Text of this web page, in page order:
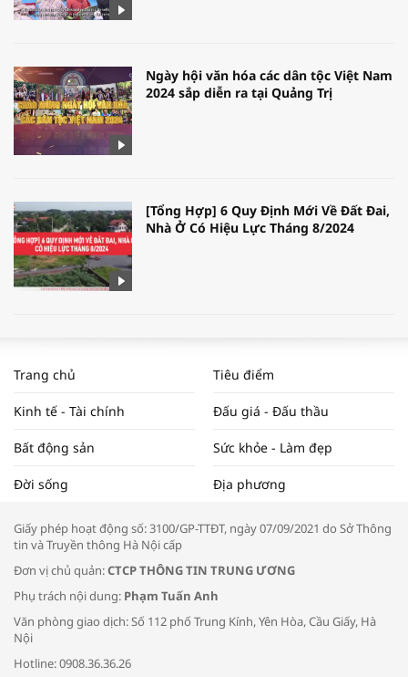
Ngày hội văn hóa các dân tộc Việt Nam
2024 sắp diễn ra tại Quảng Trị
[Tổng Hợp] 6 Quy Định Mới Về Đất Đai,
Nhà Ở Có Hiệu Lực Tháng 8/2024
NAM NĂM 2024 VÀ NĂM 2025 | NHỊP
ĐẬP THỊ TRƯỜNG #62
Tọa đàm “Xúc tiến thương mại: Khơi
Bác sĩ tư vấn cách phòng tránh bệnh
đường hô hấp trong thời tiết giao mùa
Trang chủ Tiêu điểm
Kinh tế - Tài chính Đấu giá - Đấu thầu
Bất động sản Sức khỏe - Làm đẹp
Đời sống Địa phương
Giấy phép hoạt động số: 3100/GP-TTĐT, ngày 07/09/2021 do Sở Thông
tin và Truyền thông Hà Nội cấp
Đơn vị chủ quản:CTCP THÔNG TIN TRUNG ƯƠNG
Phụ trách nội dung: Phạm Tuấn Anh
Văn phòng giao dịch: Số 112 phố Trung Kính, Yên Hòa, Cầu Giấy, Hà
Nội
Hotline: 0908.36.36.26